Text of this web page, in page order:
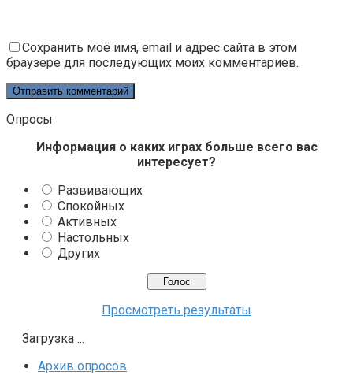
Сохранить моё имя, email и адрес сайта в этом
браузере для последующих моих комментариев.
Опросы
Информация о каких играх больше всего вас
интересует?
Развивающих
Спокойных
Активных
Настольных
Других
Просмотреть результаты
Загрузка ...
Архив опросов